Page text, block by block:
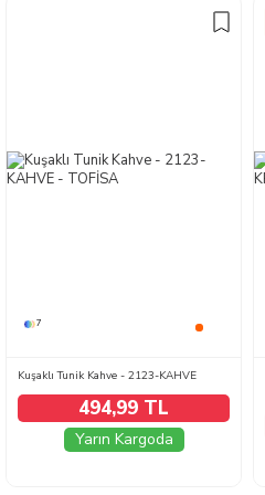
7
Kuşaklı Tunik Kahve - 2123-KAHVE
494,99 TL
Yarın Kargoda